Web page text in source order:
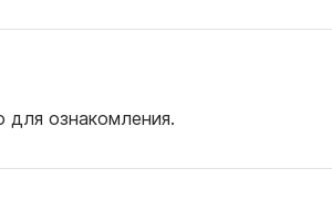
для ознакомления.